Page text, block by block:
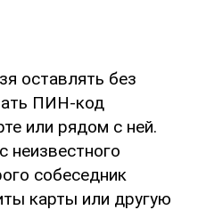
оставлять без
ПИН-код
или рядом с ней.
неизвестного
собеседник
карты или другую